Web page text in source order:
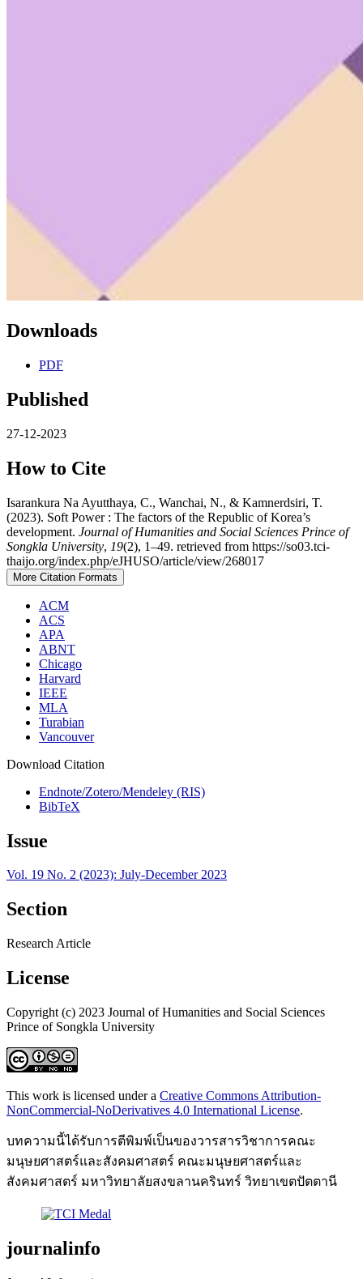
Downloads
PDF
Published
27-12-2023
How to Cite
Isarankura Na Ayutthaya, C., Wanchai, N., & Kamnerdsiri, T.
(2023). Soft Power : The factors of the Republic of Korea’s
development. Journal of Humanities and Social Sciences Prince of
Songkla University, 19(2), 1–49. retrieved from https://so03.tci-
thaijo.org/index.php/eJHUSO/article/view/268017
More Citation Formats
ACM
ACS
APA
ABNT
Chicago
Harvard
IEEE
MLA
Turabian
Vancouver
Download Citation
Endnote/Zotero/Mendeley (RIS)
BibTeX
Issue
Vol. 19 No. 2 (2023): July-December 2023
Section
Research Article
License
Copyright (c) 2023 Journal of Humanities and Social Sciences
Prince of Songkla University
This work is licensed under a Creative Commons Attribution-
NonCommercial-NoDerivatives 4.0 International License.
บทความนี้ได้รับการตีพิมพ์เป็นของวารสารวิชาการคณะ
มนุษยศาสตร์และสังคมศาสตร์ คณะมนุษยศาสตร์และ
สังคมศาสตร์ มหาวิทยาลัยสงขลานครินทร์ วิทยาเขตปัตตานี
journalinfo